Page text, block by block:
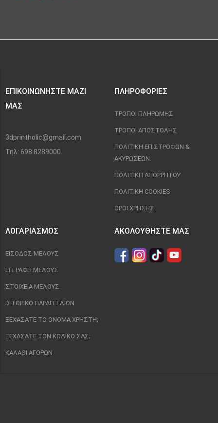
ΕΠΙΚΟΙΝΩΝΉΣΤΕ ΜΑΖΊ
ΜΑΣ
3dprintholic@gmail.com
Τηλ: 698 8289000.
ΠΛΗΡΟΦΟΡΊΕΣ
ΤΡΌΠΟΙ ΠΛΗΡΩΜΉΣ
ΤΡΌΠΟΙ ΑΠΟΣΤΟΛΉΣ
ΠΟΛΙΤΙΚΉ ΕΠΙΣΤΡΟΦΏΝ &
ΑΚΥΡΏΣΕΩΝ.
ΠΟΛΙΤΙΚΉ ΑΠΟΡΡΉΤΟΥ
ΠΟΛΙΤΙΚΉ COOKIES
ΌΡΟΙ ΧΡΉΣΗΣ
ΛΟΓΑΡΙΑΣΜΌΣ
ΕΊΣΟΔΟΣ ΜΈΛΟΥΣ
ΕΓΓΡΑΦΉ ΜΈΛΟΥΣ
ΣΤΟΙΧΕΊΑ ΜΈΛΟΥΣ
ΙΣΤΟΡΙΚΌ ΠΑΡΑΓΓΕΛΙΏΝ
ΞΕΧΆΣΑΤΕ ΤΟ ΌΝΟΜΑ ΧΡΉΣΤΗ;
ΞΕΧΆΣΑΤΕ ΤΟΝ ΚΩΔΙΚΌ ΣΑΣ;
ΚΑΛΆΘΙ ΑΓΟΡΏΝ
ΑΚΟΛΟΥΘΉΣΤΕ ΜΑΣ